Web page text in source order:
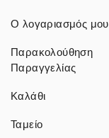
Ο λογαριασμός μου
Παρακολούθηση
Παραγγελίας
Καλάθι
Ταμείο